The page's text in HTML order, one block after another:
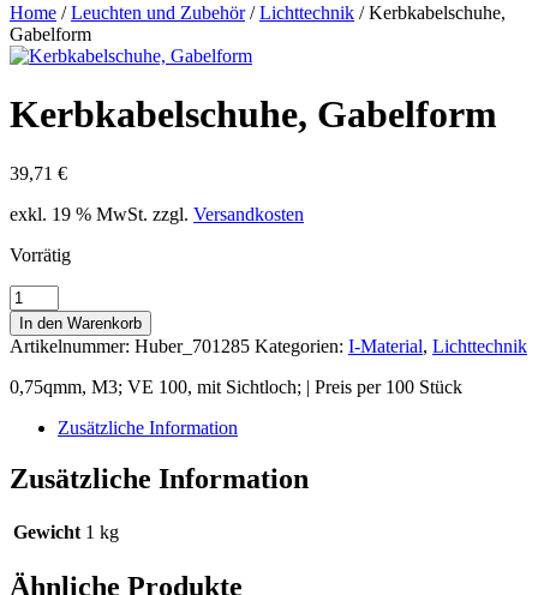
Home /Leuchten und Zubehör/Lichttechnik / Kerbkabelschuhe,
Gabelform
Kerbkabelschuhe, Gabelform
39,71 €
exkl. 19 % MwSt. zzgl. Versandkosten
Vorrätig
Kerbkabelschuhe,
Gabelform
Menge
In den Warenkorb
Artikelnummer: Huber_701285 Kategorien: I-Material, Lichttechnik
0,75qmm, M3; VE 100, mit Sichtloch; | Preis per 100 Stück
Zusätzliche Information
Zusätzliche Information
Gewicht 1 kg
Ähnliche Produkte